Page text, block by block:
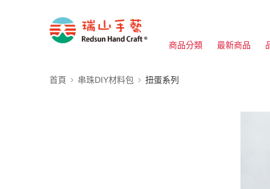
商品分類 最新商品
首頁 串珠DIY材料包 扭蛋系列